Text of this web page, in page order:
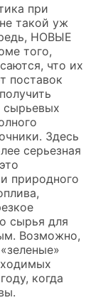
при
такой уж
НОВЫЕ
того,
что их
поставок
сырьевых
Здесь
серьезная
природного
сырья для
Возможно,
когда